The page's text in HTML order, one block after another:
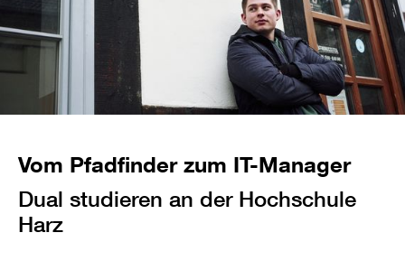
Vom Pfadfinder zum IT-Manager
Dual studieren an der Hochschule
Harz